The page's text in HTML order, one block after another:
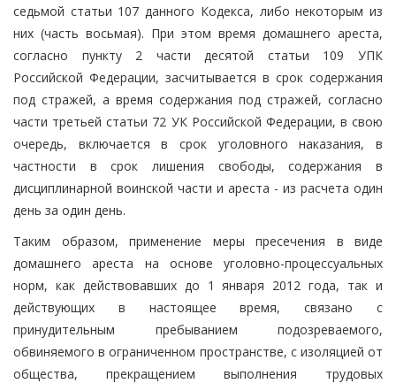
седьмой статьи 107 данного Кодекса, либо некоторым из
них (часть восьмая). При этом время домашнего ареста,
согласно пункту 2 части десятой статьи 109 УПК
Российской Федерации, засчитывается в срок содержания
под стражей, а время содержания под стражей, согласно
части третьей статьи 72 УК Российской Федерации, в свою
очередь, включается в срок уголовного наказания, в
частности в срок лишения свободы, содержания в
дисциплинарной воинской части и ареста - из расчета один
день за один день.
Таким образом, применение меры пресечения в виде
домашнего ареста на основе уголовно-процессуальных
норм, как действовавших до 1 января 2012 года, так и
действующих в настоящее время, связано с
принудительным пребыванием подозреваемого,
обвиняемого в ограниченном пространстве, с изоляцией от
общества, прекращением выполнения трудовых